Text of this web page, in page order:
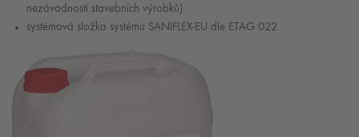
nezávadnosti stavebních výrobků)
systémová složka systému SANIFLEX-EU dle ETAG 022